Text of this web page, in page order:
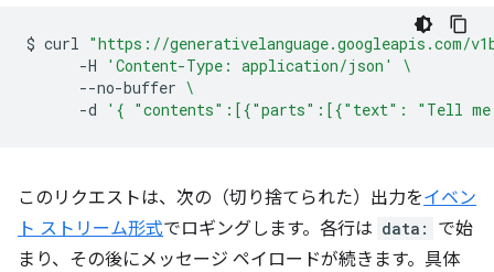
$ curl "https://generativelanguage.googleapis.com/
-H
'Content-Type: application/json'
\
--no-buffer \
-d
'{ "contents":[{"parts":[{"text": "Tell
このリクエストは、次の（切り捨てられた）出力をイベン
ト ストリーム形式でロギングします。各行は data:
で始
まり、その後にメッセージ ペイロードが続きます。具体